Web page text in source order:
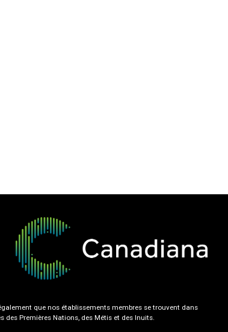
que nos établissements membres se trouvent dans
Premières Nations, des Métis et des Inuits.